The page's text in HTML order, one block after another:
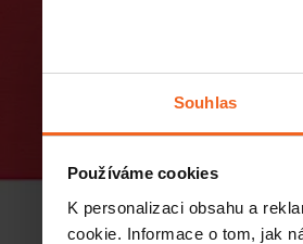
Souhlas
Používáme cookies
K personalizaci obsahu a
cookie. Informace o tom, jak